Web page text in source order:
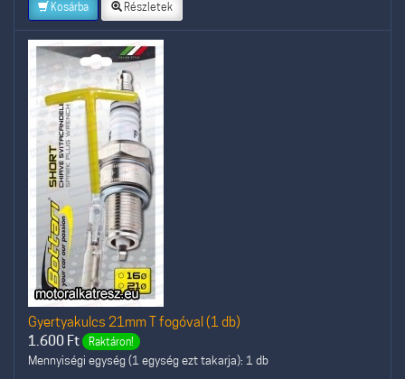
Kosárba Részletek
Gyertyakulcs 21mm T fogóval (1 db)
1.600 Ft Raktáron!
Mennyiségi egység (1 egység ezt takarja): 1 db